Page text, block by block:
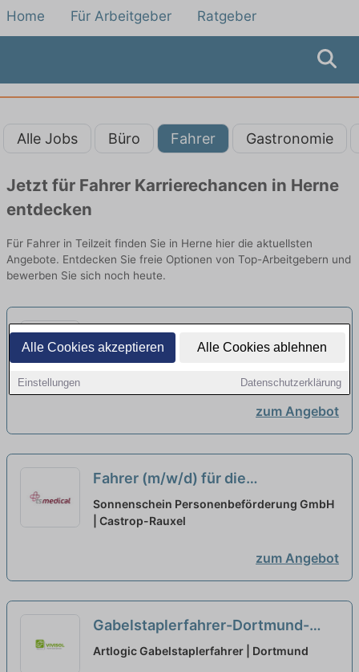
Alle Cookies akzeptieren Alle Cookies ablehnen
Einstellungen Datenschutzerklärung
Home Für Arbeitgeber Ratgeber
Alle Jobs Büro Fahrer Gastronomie
Jetzt für Fahrer Karrierechancen in Herne
entdecken
Für Fahrer in Teilzeit finden Sie in Herne hier die aktuellsten
Angebote. Entdecken Sie freie Optionen von Top-Arbeitgebern und
bewerben Sie sich noch heute.
Fahrer (m/w/d) für die
Personenbeförderung aus Herne in
Sonnenschein Personenbeförderung GmbH
zum Angebot
Fahrer (m/w/d) für die
Personenbeförderung aus
Castrop-Rauxel in Teilzeit
Sonnenschein Personenbeförderung GmbH
| Castrop-Rauxel
zum Angebot
Gabelstaplerfahrer-Dortmund-
TeilzeitStagehand-Dortmund-
Artlogic Gabelstaplerfahrer | Dortmund